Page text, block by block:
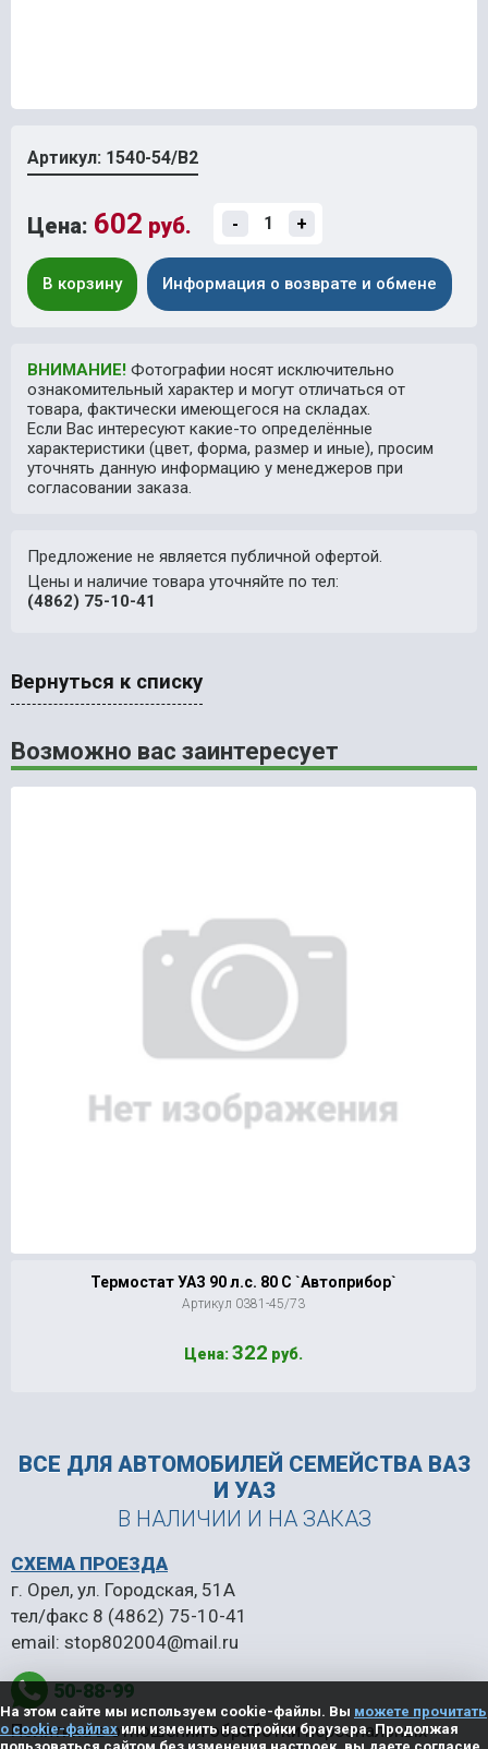
Артикул: 1540-54/В2
Цена: 602 руб. - +
В корзину Информация о возврате и обмене
ВНИМАНИЕ! Фотографии носят исключительно
ознакомительный характер и могут отличаться от
товара, фактически имеющегося на складах.
Если Вас интересуют какие-то определённые
характеристики (цвет, форма, размер и иные), просим
уточнять данную информацию у менеджеров при
согласовании заказа.
Предложение не является публичной офертой.
Цены и наличие товара уточняйте по тел:
(4862) 75-10-41
Вернуться к списку
Возможно вас заинтересует
Термостат УАЗ 90 л.с. 80 C `Автоприбор`
Артикул 0381-45/73
Цена:322 руб.
ВСЕ ДЛЯ АВТОМОБИЛЕЙ СЕМЕЙСТВА ВАЗ
И УАЗ
В НАЛИЧИИ И НА ЗАКАЗ
50-88-99
СХЕМА ПРОЕЗДА
г. Орел, ул. Городская, 51А
тел/факс 8 (4862) 75-10-41
email: stop802004@mail.ru
Политика в отношении обработки персональных
На этом сайте мы используем cookie-файлы. Вы можете прочитать
о cookie-файлахили изменить настройки браузера. Продолжая